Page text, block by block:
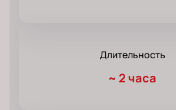
Длительность
~ 2 часа